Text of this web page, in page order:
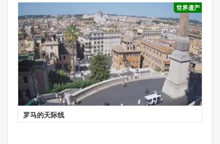
世界遗产
罗马的天际线